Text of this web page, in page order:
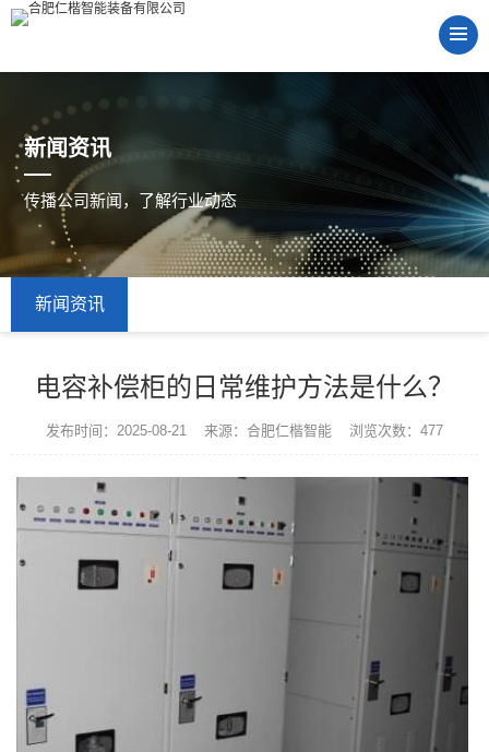
新闻资讯
传播公司新闻，了解行业动态
新闻资讯
电容补偿柜的日常维护方法是什么？
发布时间：2025-08-21 来源：合肥仁楷智能 浏览次数：477